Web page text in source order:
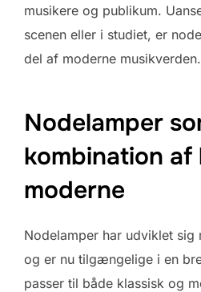
musikere og publikum.
scenen eller i studiet, er
del af moderne musikverden.
Nodelamper
kombination af
moderne
Nodelamper har udviklet sig
og er nu tilgængelige i en
passer til både klassisk og